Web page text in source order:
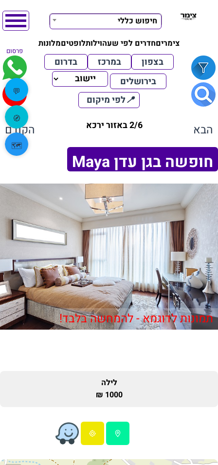
חיפוש כללי
צימריםחדרים לפי שעהוילותלופטיםמלונות
פרסום
בצפון במרכז
בדרום
בירושלים
📍לפי מיקום
הבא 2/6 באזור ירכא הקודם
חופשה בגן עדן Maya
תמונות לדוגמא - להמחשה בלבד!
לילה
1000 ₪
💬
🧭
🗺️